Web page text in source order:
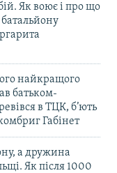
Як воює і про що
найкращого
батьком-
в ТЦК, б’ють
Габінет
а дружина
Як після 1000